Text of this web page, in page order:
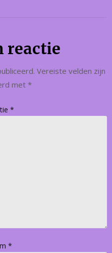
reactie
Vereiste velden zijn
met*
*
*